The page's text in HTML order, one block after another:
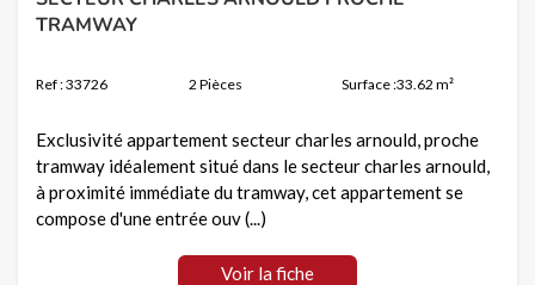
TRAMWAY
Ref : 33726 2 Pièces Surface :33.62 m²
Exclusivité appartement secteur charles arnould, proche
tramway idéalement situé dans le secteur charles arnould,
à proximité immédiate du tramway, cet appartement se
compose d'une entrée ouv (...)
Voir la fiche